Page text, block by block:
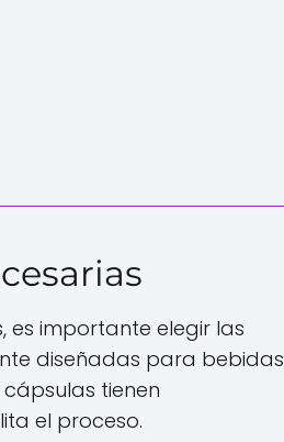
importante elegir las
diseñadas para bebidas
tienen
el proceso.